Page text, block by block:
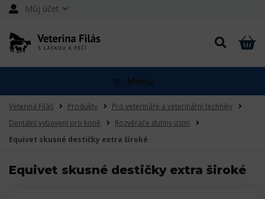
Můj účet
Menu
Veterina Filás Produkty
Pro veterináře a veterinární techniky
Dentální vybavení pro koně
Rozvěrače dutiny ústní
Equivet skusné destičky extra široké
Equivet skusné destičky extra široké